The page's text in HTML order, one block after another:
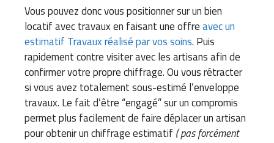
Vous pouvez donc vous positionner sur un bien
locatif avec travaux en faisant une offreavec un
estimatif Travaux réalisé par vos soins. Puis
rapidement contre visiter avec les artisans afin de
confirmer votre propre chiffrage. Ou vous rétracter
si vous avez totalement sous-estimé l’enveloppe
travaux. Le fait d’être “engagé” sur un compromis
permet plus facilement de faire déplacer un artisan
pour obtenir un chiffrage estimatif ( pas forcément